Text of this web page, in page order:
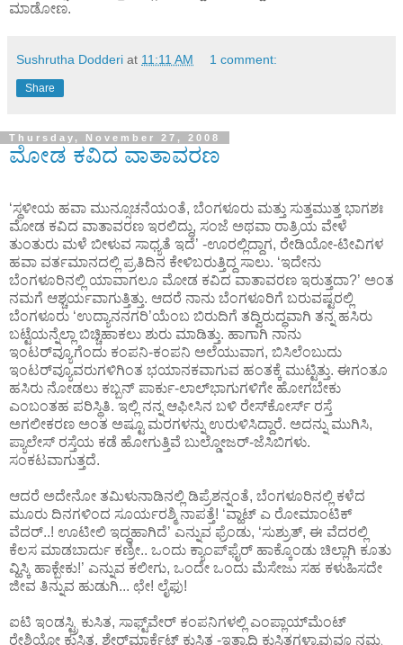
ಮಾಡೋಣ.
Sushrutha Dodderi at 11:11 AM 1 comment:
Share
Thursday, November 27, 2008
ಮೋಡ ಕವಿದ ವಾತಾವರಣ
‘ಸ್ಥಳೀಯ ಹವಾ ಮುನ್ಸೂಚನೆಯಂತೆ, ಬೆಂಗಳೂರು ಮತ್ತು ಸುತ್ತಮುತ್ತ ಭಾಗಶಃ
ಮೋಡ ಕವಿದ ವಾತಾವರಣ ಇರಲಿದ್ದು, ಸಂಜೆ ಅಥವಾ ರಾತ್ರಿಯ ವೇಳೆ
ತುಂತುರು ಮಳೆ ಬೀಳುವ ಸಾಧ್ಯತೆ ಇದೆ’ -ಊರಲ್ಲಿದ್ದಾಗ, ರೇಡಿಯೋ-ಟೀವಿಗಳ
ಹವಾ ವರ್ತಮಾನದಲ್ಲಿ ಪ್ರತಿದಿನ ಕೇಳಿಬರುತ್ತಿದ್ದ ಸಾಲು. ‘ಇದೇನು
ಬೆಂಗಳೂರಿನಲ್ಲಿ ಯಾವಾಗಲೂ ಮೋಡ ಕವಿದ ವಾತಾವರಣ ಇರುತ್ತದಾ?’ ಅಂತ
ನಮಗೆ ಆಶ್ಚರ್ಯವಾಗುತ್ತಿತ್ತು. ಆದರೆ ನಾನು ಬೆಂಗಳೂರಿಗೆ ಬರುವಷ್ಟರಲ್ಲಿ
ಬೆಂಗಳೂರು ‘ಉದ್ಯಾನನಗರಿ’ಯೆಂಬ ಬಿರುದಿಗೆ ತದ್ವಿರುದ್ಧವಾಗಿ ತನ್ನ ಹಸಿರು
ಬಟ್ಟೆಯನ್ನೆಲ್ಲಾ ಬಿಚ್ಚಿಹಾಕಲು ಶುರು ಮಾಡಿತ್ತು. ಹಾಗಾಗಿ ನಾನು
ಇಂಟರ್‌ವ್ಯೂಗೆಂದು ಕಂಪನಿ-ಕಂಪನಿ ಅಲೆಯುವಾಗ, ಬಿಸಿಲೆಂಬುದು
ಇಂಟರ್‌ವ್ಯೂವರುಗಳಿಗಿಂತ ಭಯಾನಕವಾಗುವ ಹಂತಕ್ಕೆ ಮುಟ್ಟಿತ್ತು. ಈಗಂತೂ
ಹಸಿರು ನೋಡಲು ಕಬ್ಬನ್ ಪಾರ್ಕು-ಲಾಲ್‌ಭಾಗುಗಳಿಗೇ ಹೋಗಬೇಕು
ಎಂಬಂತಹ ಪರಿಸ್ಥಿತಿ. ಇಲ್ಲಿ ನನ್ನ ಆಫೀಸಿನ ಬಳಿ ರೇಸ್‌ಕೋರ್ಸ್ ರಸ್ತೆ
ಅಗಲೀಕರಣ ಅಂತ ಅಷ್ಟೂ ಮರಗಳನ್ನು ಉರುಳಿಸಿದ್ದಾರೆ. ಅದನ್ನು ಮುಗಿಸಿ,
ಪ್ಯಾಲೇಸ್ ರಸ್ತೆಯ ಕಡೆ ಹೋಗುತ್ತಿವೆ ಬುಲ್ಡೋಜರ್-ಜೆಸಿಬಿಗಳು.
ಸಂಕಟವಾಗುತ್ತದೆ.
ಆದರೆ ಅದೇನೋ ತಮಿಳುನಾಡಿನಲ್ಲಿ ಡಿಪ್ರೆಶನ್ನಂತೆ, ಬೆಂಗಳೂರಿನಲ್ಲಿ ಕಳೆದ
ಮೂರು ದಿನಗಳಿಂದ ಸೂರ್ಯರಶ್ಮಿ ನಾಪತ್ತೆ! ‘ವ್ಹಾಟ್ ಎ ರೋಮಾಂಟಿಕ್
ವೆದರ್..! ಊಟೀಲಿ ಇದ್ದಹಾಗಿದೆ’ ಎನ್ನುವ ಫ್ರೆಂಡು, ‘ಸುಶ್ರುತ್, ಈ ವೆದರಲ್ಲಿ
ಕೆಲಸ ಮಾಡಬಾರ್ದು ಕಣ್ರೀ.. ಒಂದು ಕ್ಯಾಂಪ್‌ಫೈರ್ ಹಾಕ್ಕೊಂಡು ಚಿಲ್ಲಾಗಿ ಕೂತು
ವ್ಹಿಸ್ಕಿ ಹಾಕ್ಬೇಕು!’ ಎನ್ನುವ ಕಲೀಗು, ಒಂದೇ ಒಂದು ಮೆಸೇಜು ಸಹ ಕಳುಹಿಸದೇ
ಜೀವ ತಿನ್ನುವ ಹುಡುಗಿ... ಛೇ! ಲೈಫು!
ಐಟಿ ಇಂಡಸ್ಟ್ರಿ ಕುಸಿತ, ಸಾಫ್ಟ್‌ವೇರ್ ಕಂಪನಿಗಳಲ್ಲಿ ಎಂಪ್ಲಾಯ್‌ಮೆಂಟ್
ರೇಶಿಯೋ ಕುಸಿತ, ಶೇರ್‌ಮಾರ್ಕೆಟ್ ಕುಸಿತ -ಇತ್ಯಾದಿ ಕುಸಿತಗಳ್ಯಾವುವೂ ನಮ್ಮ